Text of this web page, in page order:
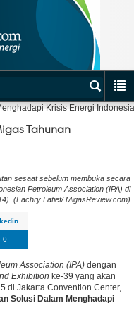
Krisis Energi Indonesia
Tahunan
sesaat sebelum membuka secara
Petroleum Association (IPA) di
(Fachry Latief/ MigasReview.com)
0
Association (IPA) dengan
Exhibition ke-39 yang akan
di Jakarta Convention Center,
Solusi Dalam Menghadapi